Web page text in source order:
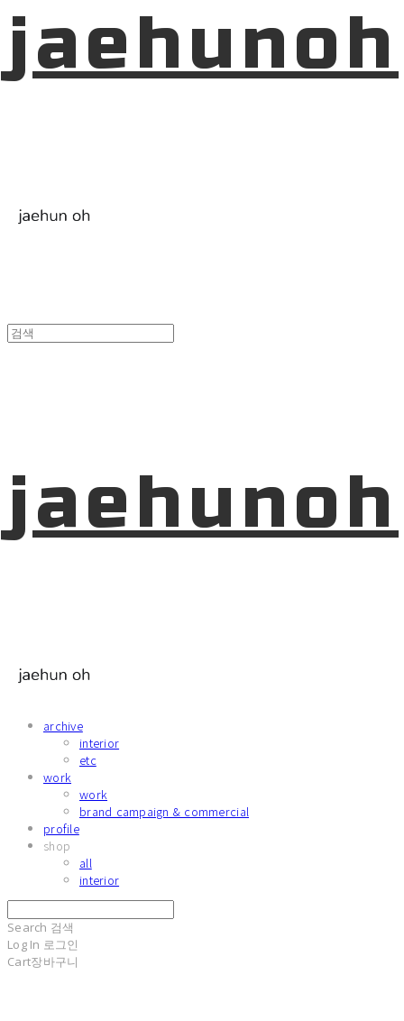
jaehunoh
jaehunoh
archive
interior
etc
work
work
brand campaign & commercial
profile
shop
all
interior
Search 검색
Log In 로그인
Cart장바구니